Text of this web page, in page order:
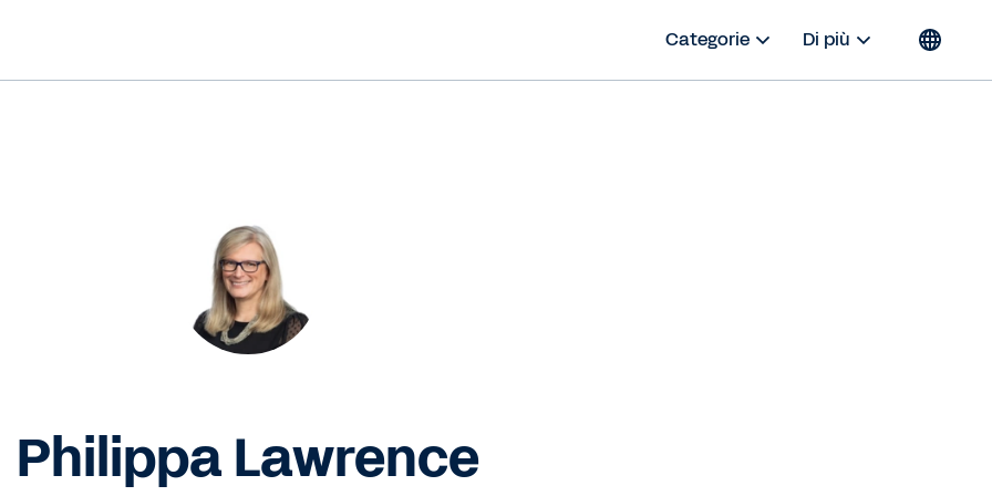
Categorie Di più
Philippa Lawrence